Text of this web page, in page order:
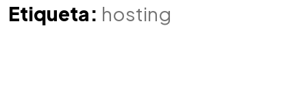
Etiqueta: hosting